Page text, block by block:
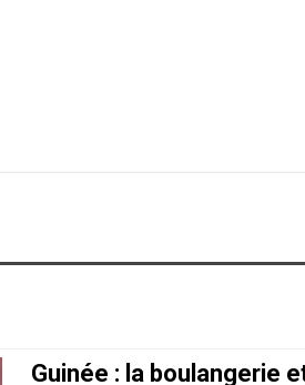
Guinée : la boulangerie